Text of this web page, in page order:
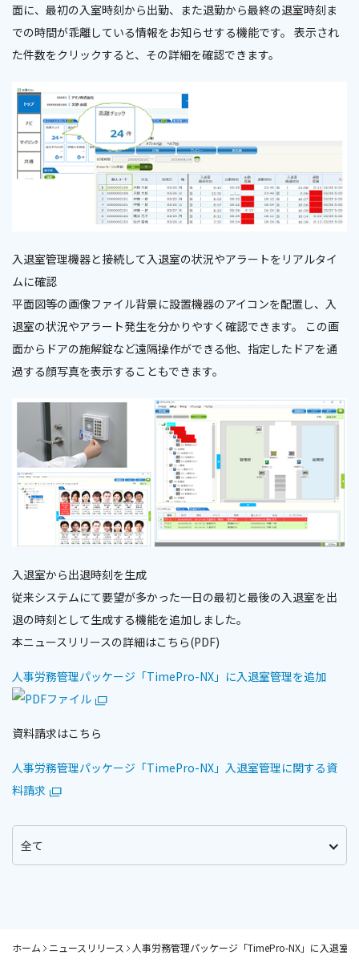
面に、最初の入室時刻から出勤、また退勤から最終の退室時刻ま
での時間が乖離している情報をお知らせする機能です。 表示され
た件数をクリックすると、その詳細を確認できます。
入退室管理機器と接続して入退室の状況やアラートをリアルタイ
ムに確認
平面図等の画像ファイル背景に設置機器のアイコンを配置し、入
退室の状況やアラート発生を分かりやすく確認できます。 この画
面からドアの施解錠など遠隔操作ができる他、指定したドアを通
過する顔写真を表示することもできます。
入退室から出退時刻を生成
従来システムにて要望が多かった一日の最初と最後の入退室を出
退の時刻として生成する機能を追加しました。
本ニュースリリースの詳細はこちら(PDF)
人事労務管理パッケージ「TimePro-NX」に入退室管理を追加
資料請求はこちら
人事労務管理パッケージ「TimePro-NX」入退室管理に関する資
料請求
ホーム ニュースリリース 人事労務管理パッケージ「TimePro-NX」に入退室